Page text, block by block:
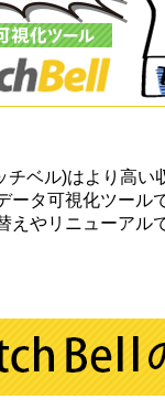
ベル)はより高い
ータ可視化ツール
えやリニューアル